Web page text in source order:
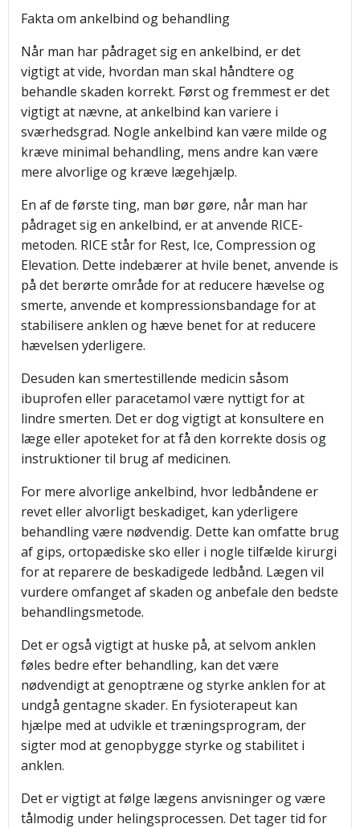
Fakta om ankelbind og behandling
Når man har pådraget sig en ankelbind, er det
vigtigt at vide, hvordan man skal håndtere og
behandle skaden korrekt. Først og fremmest er det
vigtigt at nævne, at ankelbind kan variere i
sværhedsgrad. Nogle ankelbind kan være milde og
kræve minimal behandling, mens andre kan være
mere alvorlige og kræve lægehjælp.
En af de første ting, man bør gøre, når man har
pådraget sig en ankelbind, er at anvende RICE-
metoden. RICE står for Rest, Ice, Compression og
Elevation. Dette indebærer at hvile benet, anvende is
på det berørte område for at reducere hævelse og
smerte, anvende et kompressionsbandage for at
stabilisere anklen og hæve benet for at reducere
hævelsen yderligere.
Desuden kan smertestillende medicin såsom
ibuprofen eller paracetamol være nyttigt for at
lindre smerten. Det er dog vigtigt at konsultere en
læge eller apoteket for at få den korrekte dosis og
instruktioner til brug af medicinen.
For mere alvorlige ankelbind, hvor ledbåndene er
revet eller alvorligt beskadiget, kan yderligere
behandling være nødvendig. Dette kan omfatte brug
af gips, ortopædiske sko eller i nogle tilfælde kirurgi
for at reparere de beskadigede ledbånd. Lægen vil
vurdere omfanget af skaden og anbefale den bedste
behandlingsmetode.
Det er også vigtigt at huske på, at selvom anklen
føles bedre efter behandling, kan det være
nødvendigt at genoptræne og styrke anklen for at
undgå gentagne skader. En fysioterapeut kan
hjælpe med at udvikle et træningsprogram, der
sigter mod at genopbygge styrke og stabilitet i
anklen.
Det er vigtigt at følge lægens anvisninger og være
tålmodig under helingsprocessen. Det tager tid for